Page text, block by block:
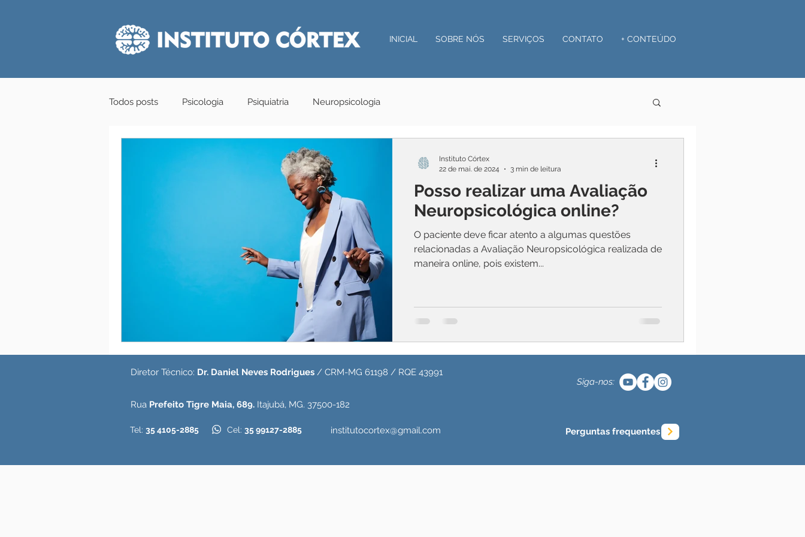
INICIAL SOBRE NÓS SERVIÇOS CONTATO + CONTEÚDO
Todos posts Psicologia Psiquiatria Neuropsicologia
Posso realizar uma Avaliação
Neuropsicológica online?
O paciente deve ficar atento a algumas questões
relacionadas a Avaliação Neuropsicológica realizada de
maneira online, pois existem...
Instituto Córtex
22 de mai. de 2024
3 min de leitura
Diretor Técnico: Dr. Daniel Neves Rodrigues / CRM-MG 61198 / RQE 43991
Rua Prefeito Tigre Maia, 689. Itajubá, MG. 37500-182
Tel: 35 4105-2885 Cel: 35 99127-2885 institutocortex@gmail.com
Siga-nos:
Perguntas frequentes